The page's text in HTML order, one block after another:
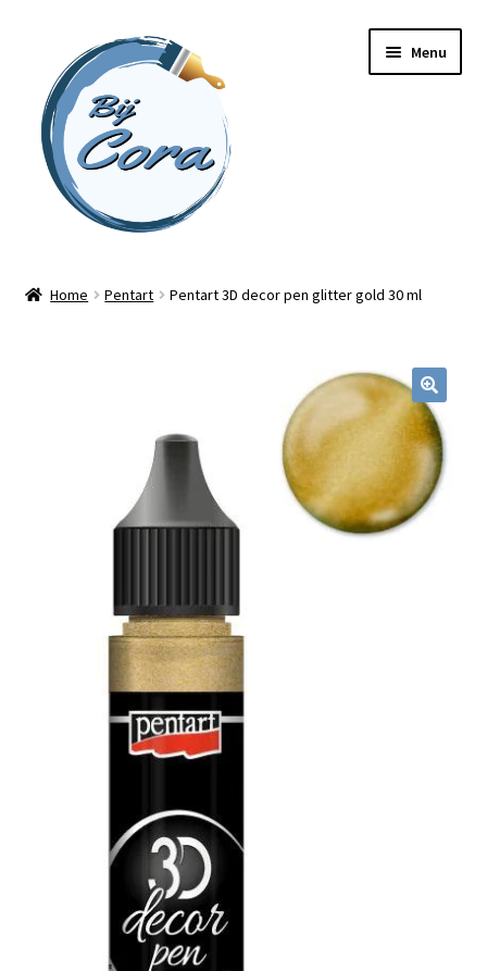
naar
navigatie
inhoud
Menu
Blog / DIY / Tutorials
Home Pentart Pentart 3D decor pen glitter gold 30 ml